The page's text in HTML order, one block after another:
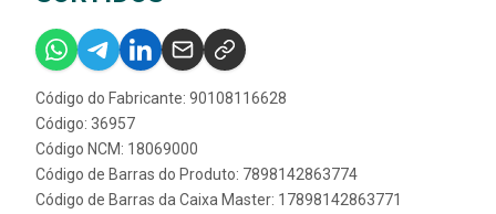
Código do Fabricante: 90108116628
Código: 36957
Código NCM: 18069000
Código de Barras do Produto: 7898142863774
Código de Barras da Caixa Master: 17898142863771